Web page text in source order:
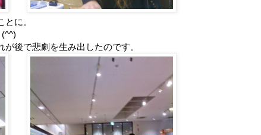
に。
後で悲劇を生み出したのです。